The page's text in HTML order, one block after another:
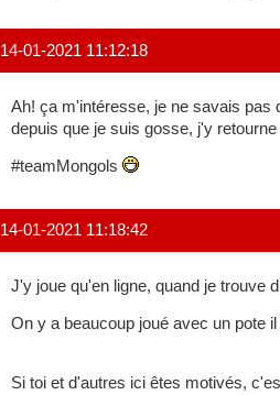
14-01-2021 11:12:18
Ah! ça m'intéresse, je ne savais pas
depuis que je suis gosse, j'y
#teamMongols
14-01-2021 11:18:42
J'y joue qu'en ligne, quand je trouve
On y a beaucoup joué avec un pote
Si toi et d'autres ici êtes motivés,